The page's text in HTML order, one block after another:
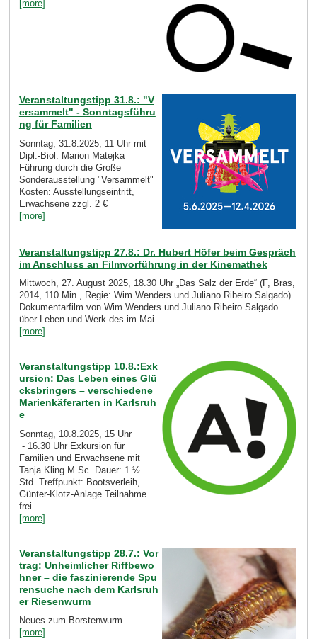
[more]
Veranstaltungstipp 31.8.: "V
ersammelt" - Sonntagsführu
ng für Familien
Sonntag, 31.8.2025, 11 Uhr mit
Dipl.-Biol. Marion Matejka
Führung durch die Große
Sonderausstellung "Versammelt"
Kosten: Ausstellungseintritt,
Erwachsene zzgl. 2 €
[more]
Veranstaltungstipp 27.8.: Dr. Hubert Höfer beim Gespräch
im Anschluss an Filmvorführung in der Kinemathek
Mittwoch, 27. August 2025, 18.30 Uhr „Das Salz der Erde“ (F, Bras,
2014, 110 Min., Regie: Wim Wenders und Juliano Ribeiro Salgado)
Dokumentarfilm von Wim Wenders und Juliano Ribeiro Salgado
über Leben und Werk des im Mai...
[more]
Veranstaltungstipp 10.8.:Exk
ursion: Das Leben eines Glü
cksbringers – verschiedene
Marienkäferarten in Karlsruh
e
Sonntag, 10.8.2025, 15 Uhr
- 16.30 Uhr Exkursion für
Familien und Erwachsene mit
Tanja Kling M.Sc. Dauer: 1 ½
Std. Treffpunkt: Bootsverleih,
Günter-Klotz-Anlage Teilnahme
frei
[more]
Veranstaltungstipp 28.7.: Vor
trag: Unheimlicher Riffbewo
hner – die faszinierende Spu
rensuche nach dem Karlsruh
er Riesenwurm
Neues zum Borstenwurm
[more]